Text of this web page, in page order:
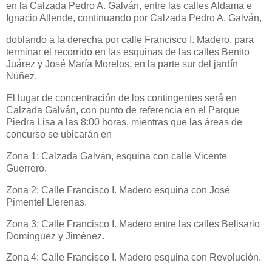
en la Calzada Pedro A. Galván, entre las calles Aldama e
Ignacio Allende, continuando por Calzada Pedro A. Galván,
doblando a la derecha por calle Francisco I. Madero, para
terminar el recorrido en las esquinas de las calles Benito
Juárez y José María Morelos, en la parte sur del jardín
Núñez.
El lugar de concentración de los contingentes será en
Calzada Galván, con punto de referencia en el Parque
Piedra Lisa a las 8:00 horas, mientras que las áreas de
concurso se ubicarán en
Zona 1: Calzada Galván, esquina con calle Vicente
Guerrero.
Zona 2: Calle Francisco I. Madero esquina con José
Pimentel Llerenas.
Zona 3: Calle Francisco I. Madero entre las calles Belisario
Domínguez y Jiménez.
Zona 4: Calle Francisco I. Madero esquina con Revolución.